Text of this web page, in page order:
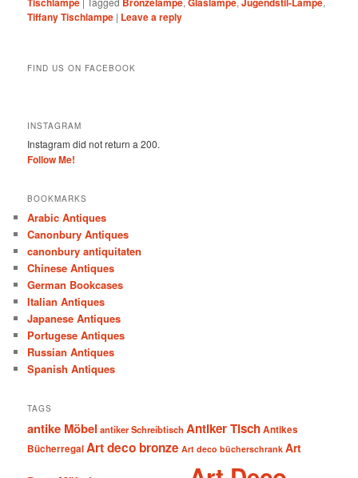
Tiffany Tischlampe | Leave a reply
FIND US ON FACEBOOK
INSTAGRAM
Instagram did not return a 200.
Follow Me!
BOOKMARKS
Arabic Antiques
Canonbury Antiques
canonbury antiquitaten
Chinese Antiques
German Bookcases
Italian Antiques
Japanese Antiques
Portugese Antiques
Russian Antiques
Spanish Antiques
TAGS
antike Möbel antiker Schreibtisch Antiker TischAntikes
BücherregalArt deco bronze Art deco bücherschrank Art